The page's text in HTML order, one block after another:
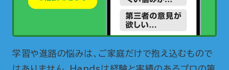
学習や進路の悩みは、ご家庭だけで抱え込むもので